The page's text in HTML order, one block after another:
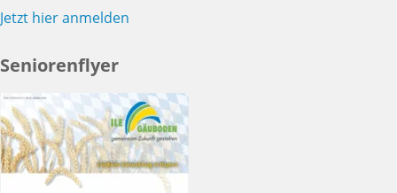
Jetzt hier anmelden
Seniorenflyer